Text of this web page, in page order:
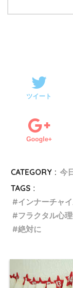
ツイート
Google+
CATEGORY : 今
TAGS :
インナーチャ
フラクタル心
絶対に